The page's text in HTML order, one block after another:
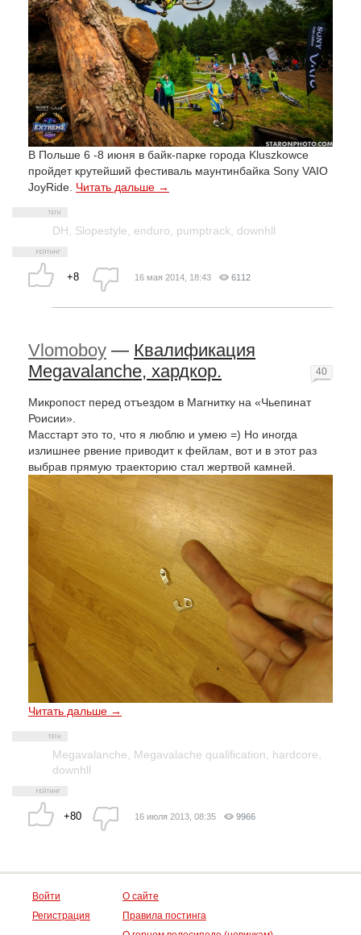
В Польше 6 -8 июня в байк-парке города Kluszkowce
пройдет крутейший фестиваль маунтинбайка Sony VAIO
JoyRide. Читать дальше →
DH Slopestyle enduro pumptrack downhll
+8 16 мая 2014, 18:43 6112
Vlomoboy — Квалификация
Megavalanche, хардкор.
Микропост перед отъездом в Магнитку на «Чьепинат
Роисии».
Масстарт это то, что я люблю и умею =) Но иногда
излишнее рвение приводит к фейлам, вот и в этот раз
выбрав прямую траекторию стал жертвой камней.
Читать дальше →
Megavalanche, Megavalache qualification, hardcore,
downhll
+80
40
16 июля 2013, 08:35 9966
Войти
Регистрация
О сайте
Правила постинга